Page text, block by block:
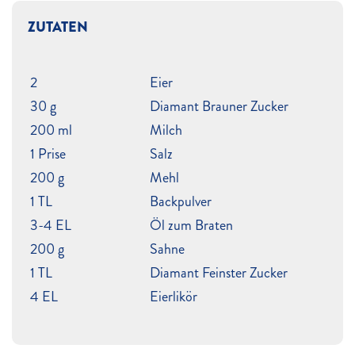
ZUTATEN
2
Eier
30 g
Diamant Brauner Zucker
200 ml
Milch
1 Prise
Salz
200 g
Mehl
1 TL
Backpulver
3-4 EL
Öl zum Braten
200 g
Sahne
1 TL
Diamant Feinster Zucker
4 EL
Eierlikör